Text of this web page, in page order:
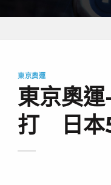
東京奧運
東京奧
打 日本